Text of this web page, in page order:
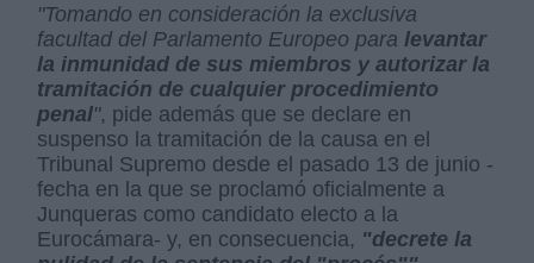
"Tomando en consideración la exclusiva
facultad del Parlamento Europeo para levantar
la inmunidad de sus miembros y autorizar la
tramitación de cualquier procedimiento
penal", pide además que se declare en
suspenso la tramitación de la causa en el
Tribunal Supremo desde el pasado 13 de junio -
fecha en la que se proclamó oficialmente a
Junqueras como candidato electo a la
Eurocámara- y, en consecuencia, "decrete la